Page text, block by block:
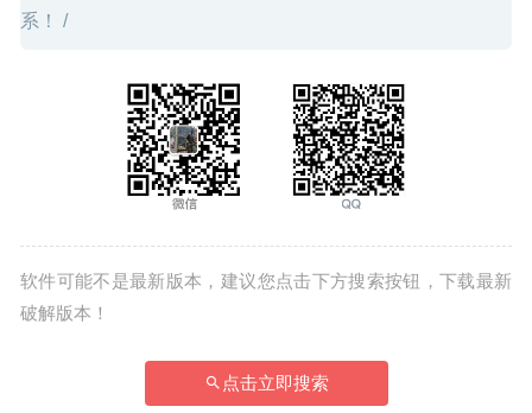
系！ /
软件可能不是最新版本，建议您点击下方搜索按钮，下载最新
破解版本！
点击立即搜索